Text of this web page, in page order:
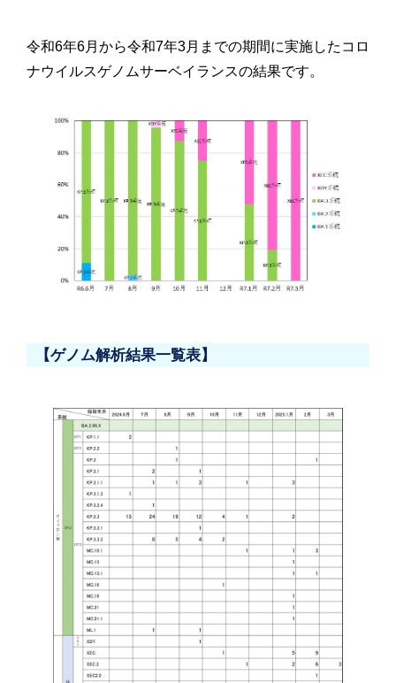
令和6年6月から令和7年3月までの期間に実施したコロ
ナウイルスゲノムサーベイランスの結果です。
【ゲノム解析結果一覧表】